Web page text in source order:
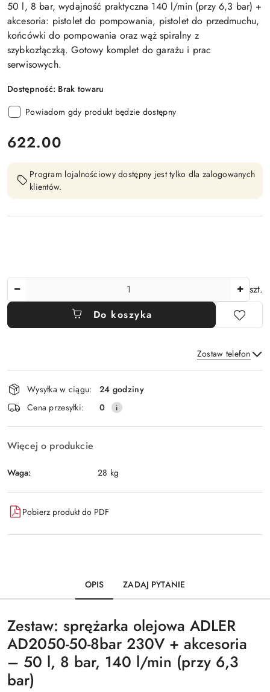
50 l, 8 bar, wydajność praktyczna 140 l/min (przy 6,3 bar) +
akcesoria: pistolet do pompowania, pistolet do przedmuchu,
końcówki do pompowania oraz wąż spiralny z
szybkozłączką. Gotowy komplet do garażu i prac
serwisowych.
Dostępność: Brak towaru
Powiadom gdy produkt będzie dostępny
cena:
622.00
Program lojalnościowy dostępny jest tylko dla zalogowanych
klientów.
szt.
Do koszyka
Zostaw telefon
Wyślij
Dostępność
i
dostawa
Wysyłka w ciągu:
24 godziny
Cena przesyłki:
0
Więcej o produkcie
Waga: 28 kg
Pobierz produkt do PDF
OPIS ZADAJ PYTANIE
Zestaw: sprężarka olejowa ADLER
AD2050-50-8bar 230V + akcesoria
– 50 l, 8 bar, 140 l/min (przy 6,3
bar)